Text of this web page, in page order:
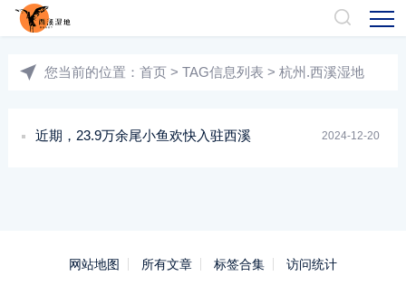
您当前的位置： 首页 > TAG信息列表 > 杭州.西溪湿地
2024-12-20
近期，23.9万余尾小鱼欢快入驻西溪
网站地图 所有文章 标签合集 访问统计